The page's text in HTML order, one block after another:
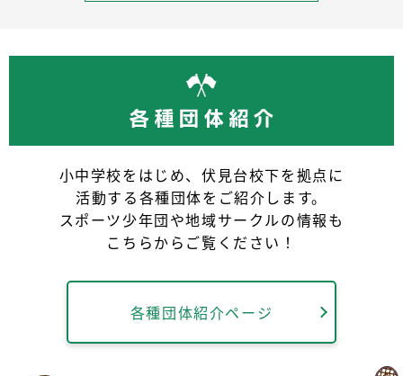
小中学校をはじめ、伏見台校下を拠点に
活動する各種団体をご紹介します。
スポーツ少年団や地域サークルの情報も
こちらからご覧ください！
各種団体紹介ページ